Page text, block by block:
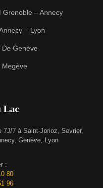
Grenoble – Annecy
– Lyon
De Genève
Megève
Lac
7J/7 à Saint-Jorioz, Sevrier,
Genève, Lyon
:
80
96